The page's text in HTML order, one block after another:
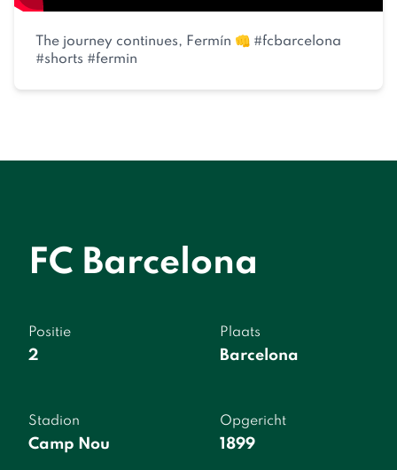
The journey continues, Fermín 👊 #fcbarcelona
#shorts #fermin
FC Barcelona
Positie
2
Plaats
Barcelona
Stadion
Camp Nou
Opgericht
1899